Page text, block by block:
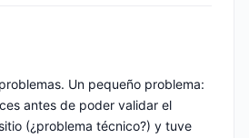
Un pequeño problema:
antes de poder validar el
(¿problema técnico?) y tuve